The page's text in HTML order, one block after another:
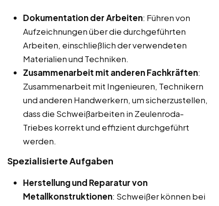
Dokumentation der Arbeiten: Führen von
Aufzeichnungen über die durchgeführten
Arbeiten, einschließlich der verwendeten
Materialien und Techniken.
Zusammenarbeit mit anderen Fachkräften:
Zusammenarbeit mit Ingenieuren, Technikern
und anderen Handwerkern, um sicherzustellen,
dass die Schweißarbeiten in Zeulenroda-
Triebes korrekt und effizient durchgeführt
werden.
Spezialisierte Aufgaben
Herstellung und Reparatur von
Metallkonstruktionen: Schweißer können bei